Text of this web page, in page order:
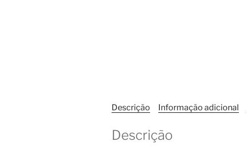
Descrição Informação adicional
Descrição